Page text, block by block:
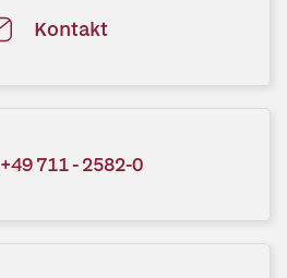
Kontakt
+49 711 - 2582-0